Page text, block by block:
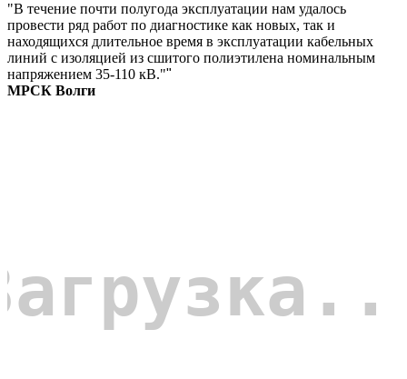
"В течение почти полугода эксплуатации нам удалось
провести ряд работ по диагностике как новых, так и
находящихся длительное время в эксплуатации кабельных
линий с изоляцией из сшитого полиэтилена номинальным
напряжением 35-110 кВ.""
МРСК Волги